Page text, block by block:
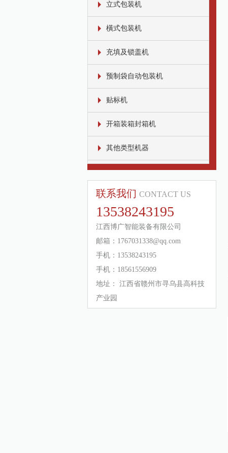
立式包装机
橫式包装机
充填及锁盖机
预制袋自动包装机
贴标机
开箱装箱封箱机
其他类型机器
联系我们 CONTACT US
13538243195
江西博广智能装备有限公司
邮箱：1767031338@qq.com
手机：13538243195
手机：18561556909
地址： 江西省赣州市寻乌县高科技
产业园